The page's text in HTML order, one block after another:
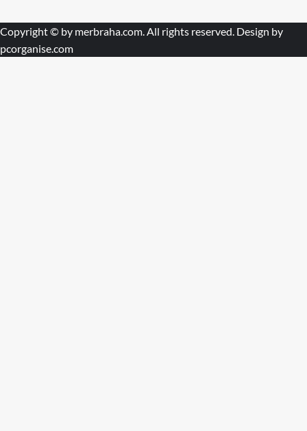
Copyright © by merbraha.com . All rights reserved. Design by
pcorganise.com